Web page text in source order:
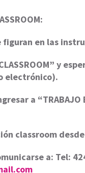
figuran en las
y
electrónico).
a
classroom
a: Tel: